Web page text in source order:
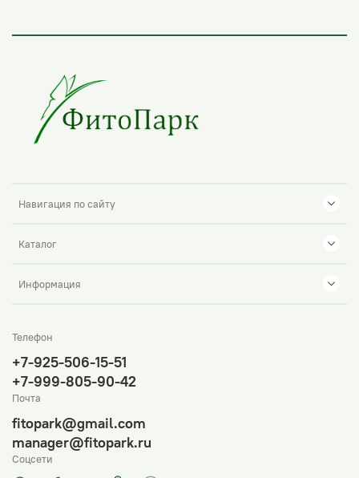
Навигация по сайту
Каталог
Информация
Телефон
+7-925-506-15-51
+7-999-805-90-42
Почта
fitopark@gmail.com
manager@fitopark.ru
Соцсети